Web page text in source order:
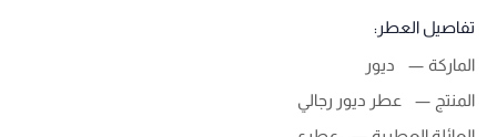
تفاصيل العطر:
الماركة
ديور
المنتج
عطر ديور رجالي